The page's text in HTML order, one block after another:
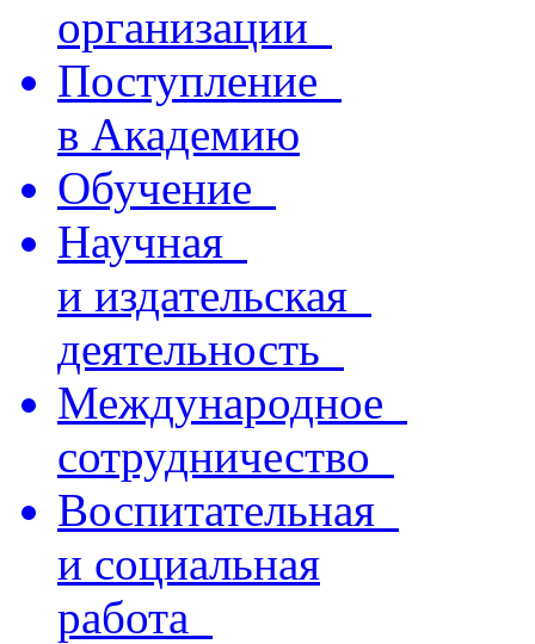
организации
Поступление
в Академию
Обучение
Научная
и издательская
деятельность
Международное
сотрудничество
Воспитательная
и социальная
работа